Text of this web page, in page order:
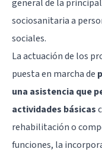
general de la
sociosanitaria a
sociales.
La actuación de los
puesta en marcha de
una asistencia que
actividades básicas
rehabilitación o
funciones, la